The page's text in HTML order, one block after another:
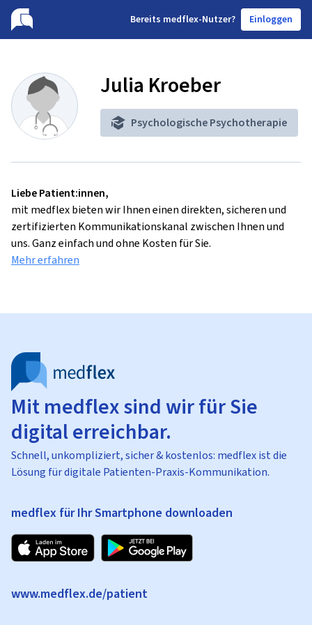
Bereits medflex-Nutzer? Einloggen
Julia Kroeber
Psychologische Psychotherapie
Liebe Patient:innen,
mit medflex bieten wir Ihnen einen direkten, sicheren und
zertifizierten Kommunikationskanal zwischen Ihnen und
uns. Ganz einfach und ohne Kosten für Sie.
Mehr erfahren
Mit medflex sind wir für Sie
digital erreichbar.
Schnell, unkompliziert, sicher & kostenlos: medflex ist die
Lösung für digitale Patienten-Praxis-Kommunikation.
medflex für Ihr Smartphone downloaden
www.medflex.de/patient